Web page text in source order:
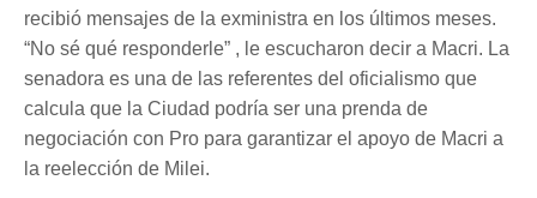
recibió mensajes de la exministra en los últimos meses.
“No sé qué responderle” , le escucharon decir a Macri. La
senadora es una de las referentes del oficialismo que
calcula que la Ciudad podría ser una prenda de
negociación con Pro para garantizar el apoyo de Macri a
la reelección de Milei.